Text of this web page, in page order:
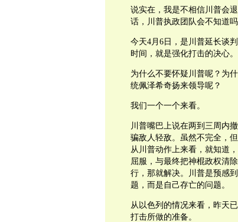
说实在，我是不相信川普会
话，川普执政团队会不知道吗
今天4月6日，是川普延长谈
时间，就是强化打击的决心。
为什么不要怀疑川普呢？为
统佩泽希奇扬来领导呢？
我们一个一个来看。
川普嘴巴上说在两到三周内
骗敌人轻敌。虽然不完全，
从川普动作上来看，就知道
屈服，与最终把神棍政权清
行，那就解决。川普是预感
题，而是自己存亡的问题。
从以色列的情况来看，昨天
打击所做的准备。